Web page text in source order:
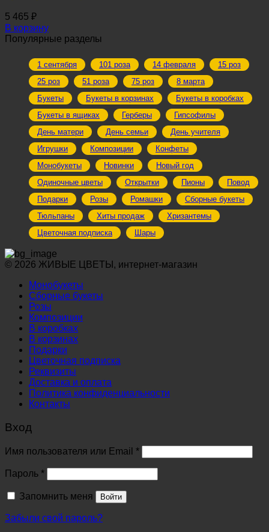
5 465 ₽
В корзину
Популярные разделы
1 сентября 101 роза 14 февраля
15 роз
25 роз
51 роза 75 роз
8 марта
Букеты
Букеты в корзинах
Букеты в коробках
Букеты в ящиках
Герберы
Гипсофилы
День матери
День семьи
День учителя
Игрушки
Композиции
Конфеты
Монобукеты
Новинки
Новый год
Одиночные цветы
Открытки Пионы
Повод
Подарки
Розы Ромашки
Сборные букеты
Тюльпаны
Хиты продаж
Хризантемы
Цветочная подписка
Шары
© 2026 ЖИВЫЕ ЦВЕТЫ, интернет-магазин
Монобукеты
Сборные букеты
Розы
Композиции
В коробках
В корзинах
Подарки
Цветочная подписка
Реквизиты
Доставка и оплата
Политика конфиденциальности
Контакты
Вход
Имя пользователя или Email *Обязательно
Пароль *Обязательно
Запомнить меня Войти
Забыли свой пароль?